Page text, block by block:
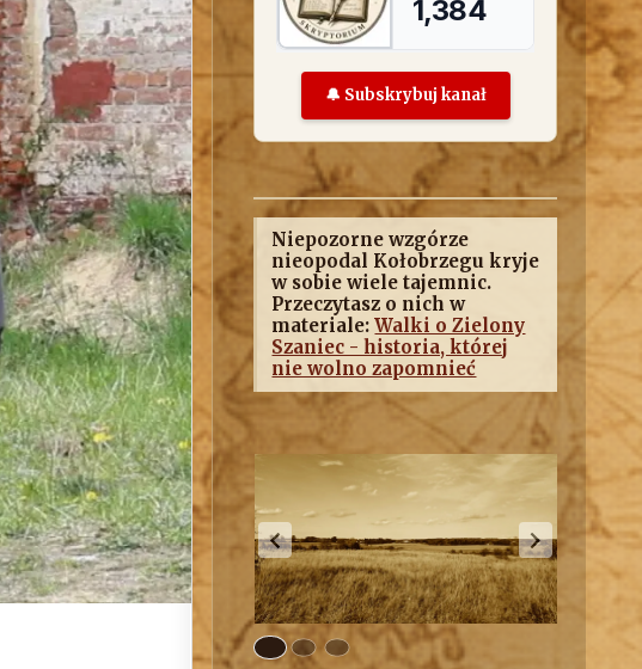
🔔 Subskrybuj kanał
Niepozorne wzgórze
nieopodal Kołobrzegu kryje
w sobie wiele tajemnic.
Przeczytasz o nich w
materiale:Walki o Zielony
Szaniec - historia, której
nie wolno zapomnieć